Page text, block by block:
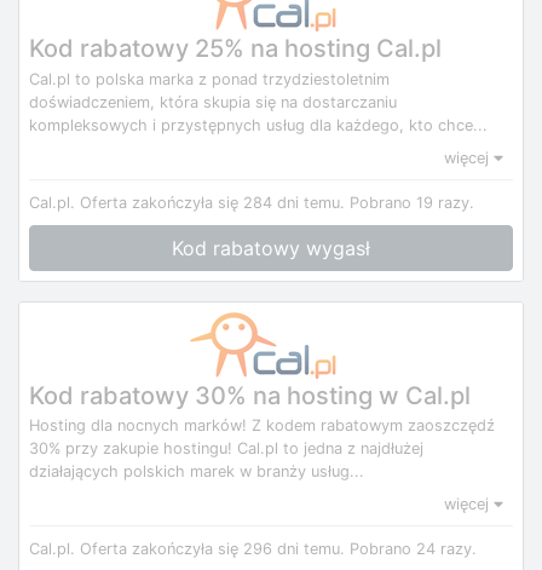
Kod rabatowy 25% na hosting Cal.pl
Cal.pl to polska marka z ponad trzydziestoletnim
doświadczeniem, która skupia się na dostarczaniu
kompleksowych i przystępnych usług dla każdego, kto chce...
więcej
Cal.pl. Oferta zakończyła się 284 dni temu. Pobrano 19 razy.
Kod rabatowy wygasł
Kod rabatowy 30% na hosting w Cal.pl
Hosting dla nocnych marków! Z kodem rabatowym zaoszczędź
30% przy zakupie hostingu! Cal.pl to jedna z najdłużej
działających polskich marek w branży usług...
więcej
Cal.pl. Oferta zakończyła się 296 dni temu. Pobrano 24 razy.